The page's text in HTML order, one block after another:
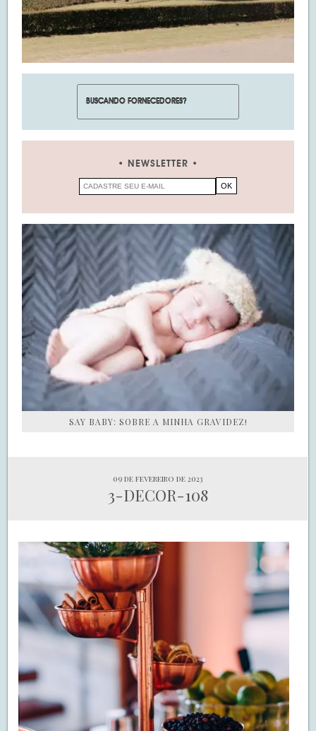
NEWSLETTER
SAY BABY: SOBRE A MINHA GRAVIDEZ!
09 de fevereiro de 2023
3-DECOR-108